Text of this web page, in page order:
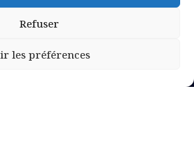
Refuser
les préférences